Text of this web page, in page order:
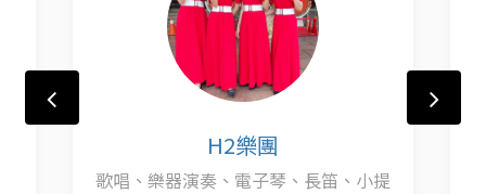
H2樂團
歌唱、樂器演奏、電子琴、長笛、小提